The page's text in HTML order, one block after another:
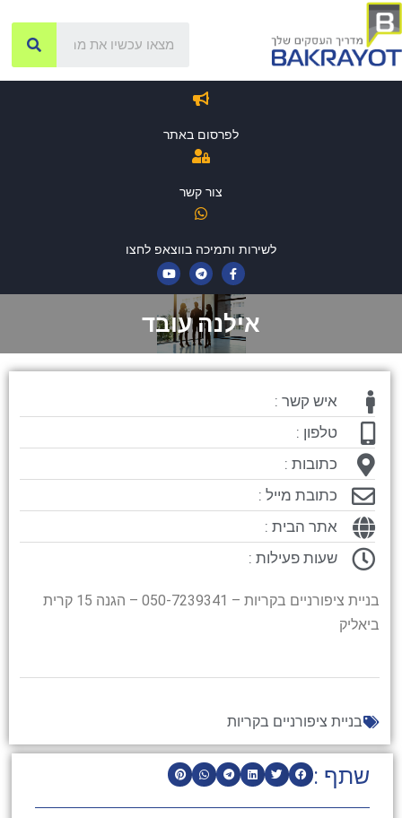
לפרסום באתר
צור קשר
לשירות ותמיכה בווצאפ לחצו
אילנה עובד
שתף :
איש קשר :
טלפון :
כתובות :
כתובת מייל :
אתר הבית :
שעות פעילות :
בניית ציפורניים בקריות – 050-7239341 – הגנה 15 קרית
ביאליק
בניית ציפורניים בקריות